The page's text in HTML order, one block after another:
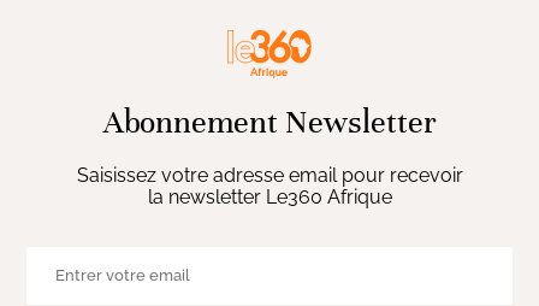
Abonnement Newsletter
Saisissez votre adresse email pour recevoir
la newsletter Le360 Afrique